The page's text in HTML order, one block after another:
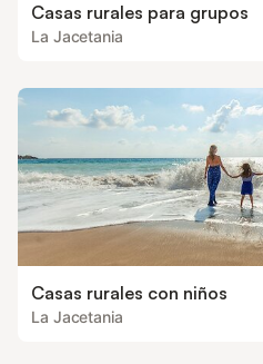
Casas rurales para grupos
La Jacetania
Casas rurales con niños
La Jacetania